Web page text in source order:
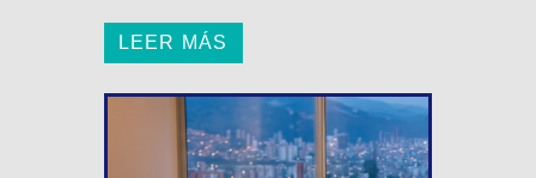
LEER MÁS